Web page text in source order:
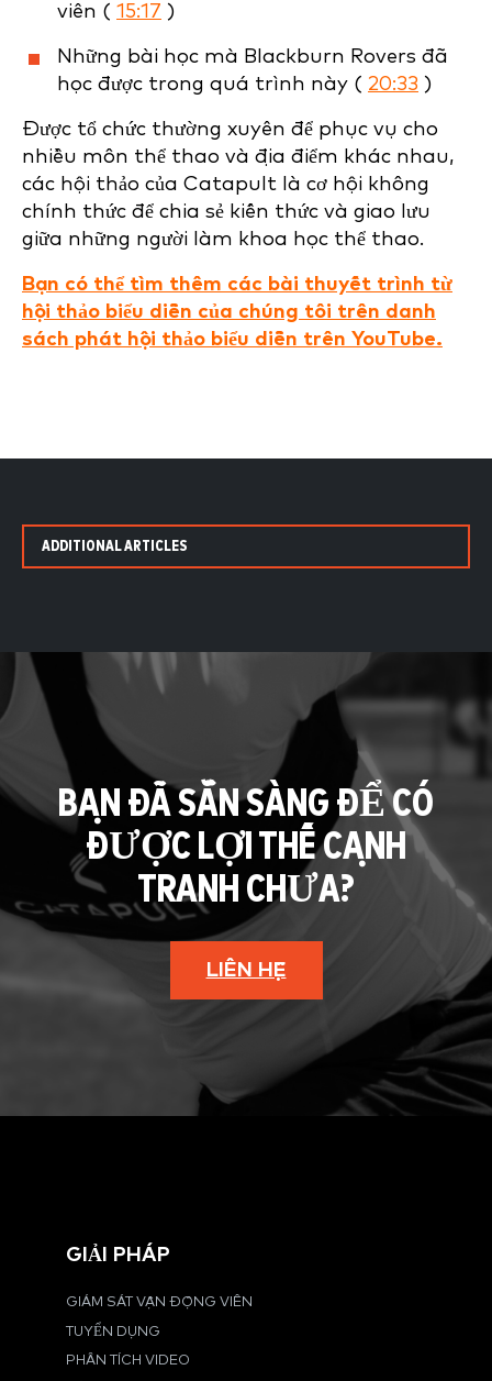
viên ( 15:17 )
Những bài học mà Blackburn Rovers đã
học được trong quá trình này ( 20:33 )
Được tổ chức thường xuyên để phục vụ cho
nhiều môn thể thao và địa điểm khác nhau,
các hội thảo của Catapult là cơ hội không
chính thức để chia sẻ kiến thức và giao lưu
giữa những người làm khoa học thể thao.
Bạn có thể tìm thêm các bài thuyết trình từ
hội thảo biểu diễn của chúng tôi trên danh
sách phát hội thảo biểu diễn trên YouTube.
ADDITIONAL ARTICLES
BẠN ĐÃ SẴN SÀNG ĐỂ CÓ
ĐƯỢC LỢI THẾ CẠNH
TRANH CHƯA?
LIÊN HỆ
GIẢI PHÁP
GIÁM SÁT VẬN ĐỘNG VIÊN
TUYỂN DỤNG
PHÂN TÍCH VIDEO